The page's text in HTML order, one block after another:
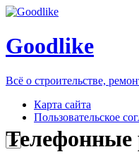
Goodlike
Всё о строительстве,
Карта сайта
Пользовательское
Телефонные